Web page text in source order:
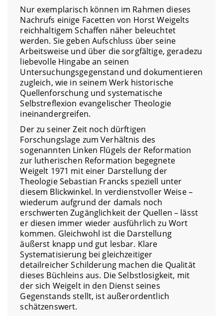
Nur exemplarisch können im Rahmen dieses
Nachrufs einige Facetten von Horst Weigelts
reichhaltigem Schaffen näher beleuchtet
werden. Sie geben Aufschluss über seine
Arbeitsweise und über die sorgfältige, geradezu
liebevolle Hingabe an seinen
Untersuchungsgegenstand und dokumentieren
zugleich, wie in seinem Werk historische
Quellenforschung und systematische
Selbstreflexion evangelischer Theologie
ineinandergreifen.
Der zu seiner Zeit noch dürftigen
Forschungslage zum Verhältnis des
sogenannten Linken Flügels der Reformation
zur lutherischen Reformation begegnete
Weigelt 1971 mit einer Darstellung der
Theologie Sebastian Francks speziell unter
diesem Blickwinkel. In verdienstvoller Weise –
wiederum aufgrund der damals noch
erschwerten Zugänglichkeit der Quellen – lässt
er diesen immer wieder ausführlich zu Wort
kommen. Gleichwohl ist die Darstellung
äußerst knapp und gut lesbar. Klare
Systematisierung bei gleichzeitiger
detailreicher Schilderung machen die Qualität
dieses Büchleins aus. Die Selbstlosigkeit, mit
der sich Weigelt in den Dienst seines
Gegenstands stellt, ist außerordentlich
schätzenswert.